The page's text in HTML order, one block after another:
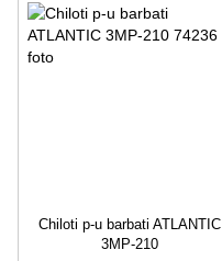
Chiloti p-u barbati ATLANTIC
3MP-210